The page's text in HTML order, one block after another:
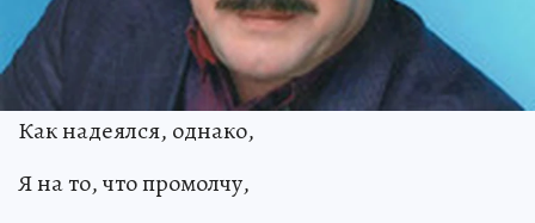
Как надеялся, однако,
Я на то, что промолчу,